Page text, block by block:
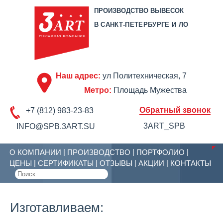
ПРОИЗВОДСТВО ВЫВЕСОК
В САНКТ-ПЕТЕРБУРГЕ И ЛО
Наш адрес: ул Политехническая, 7
Метро: Площадь Мужества
+7 (812) 983-23-83
INFO@SPB.3ART.SU
Обратный звонок
3ART_SPB
О КОМПАНИИ ПРОИЗВОДСТВО
ПОРТФОЛИО
ЦЕНЫ
СЕРТИФИКАТЫ ОТЗЫВЫ АКЦИИ КОНТАКТЫ
Изготавливаем: